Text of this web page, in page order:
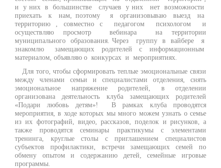
и у них в большинстве случаев у них нет возможности
приехать к нам, поэтому я организовываю выезд на
территорию , совместно с педагогом психологом и
осуществляю просмотр вебинара на территории
муниципального образования. Через группу в вайбере я
знакомлю замещающих родителей с информационным
материалом, объявляю о конкурсах и мероприятиях.
Для того, чтобы сформировать теплые эмоциональные связи
между членами семьи и специалистами отделения, снять
эмоциональное напряжение родителей, в отделении
организована деятельность клуба замещающих родителей
«Подари любовь детям»! В рамках клуба проводятся
мероприятия, в ходе которых мы много можем узнать о семье
из их фотографий, видео, рассказов, поделок и рисунков, а
также проводятся семинары практикумы с элементами
тренинга, круглые столы с приглашением специалистов
субъектов профилактики, встречи замещающих семей по
обмену опытом и содержанию детей, семейные игровые
программы.